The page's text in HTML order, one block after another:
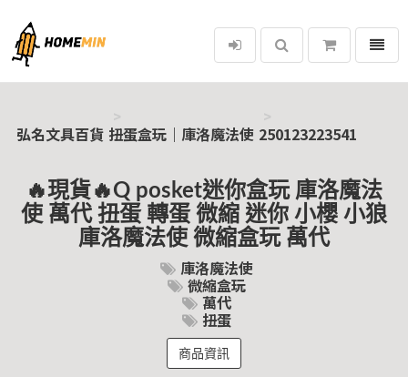
弘名文具百貨
選單
弘名文具百貨 扭蛋盒玩｜庫洛魔法使 250123223541
🔥現貨🔥Q posket迷你盒玩 庫洛魔法
使 萬代 扭蛋 轉蛋 微縮 迷你 小櫻 小狼
庫洛魔法使 微縮盒玩 萬代
庫洛魔法使
微縮盒玩
萬代
扭蛋
商品資訊